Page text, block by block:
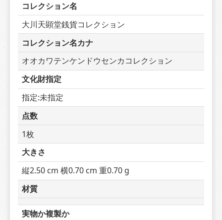
コレクション名
大川天顕堂銭貨コレクション
コレクション名カナ
オオカワテンケンドウセンカコレクション
文化財指定
指定:未指定
点数
1枚
大きさ
縦2.50 cm 横0.70 cm 重0.70 g
材質
実物か複製か